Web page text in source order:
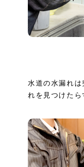
水道の水漏れ
れを見つけたら